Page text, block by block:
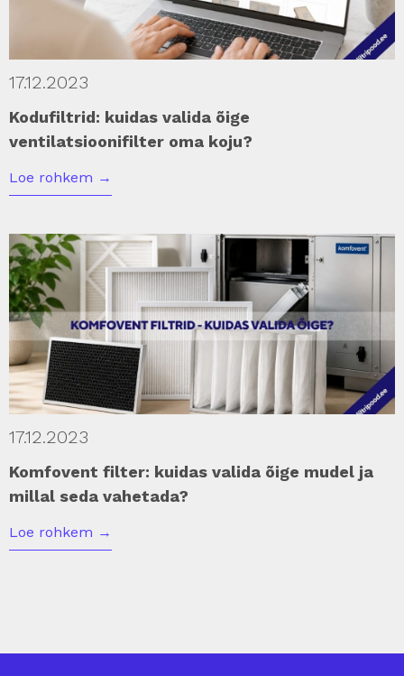
17.12.2023
Kodufiltrid: kuidas valida õige
ventilatsioonifilter oma koju?
Loe rohkem →
17.12.2023
Komfovent filter: kuidas valida õige mudel ja
millal seda vahetada?
Loe rohkem →